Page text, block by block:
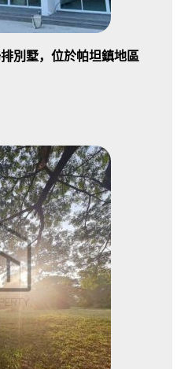
別墅，位於帕坦鎮地區